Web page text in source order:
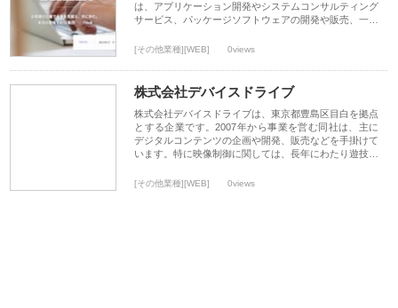
は、アプリケーション開発やシステムコンサルティング
サービス、パッケージソフトウェアの開発や販売、一…
[その他業種][WEB] 0views
株式会社デバイスドライブ
株式会社デバイスドライブは、東京都豊島区目白を拠点
とする企業です。2007年から事業を営む同社は、主に
デジタルコンテンツの企画や開発、販売などを手掛けて
います。特に映像制御に関しては、長年にわたり遊技…
[その他業種][WEB] 0views